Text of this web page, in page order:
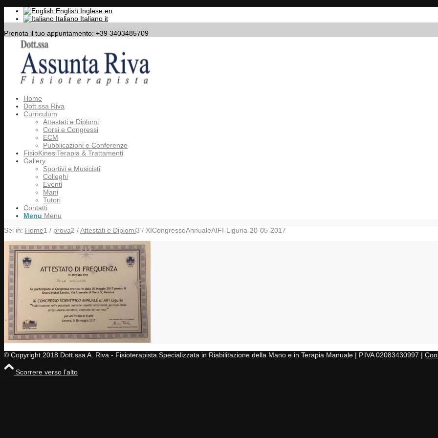
English Inglese en
Italiano Italiano it
Prenota il tuo appuntamento: +39 3403485709
Home
Dott.ssa Riva
Curriculum
Attestati e Diplomi
Corsi e Congressi
ECM
Pubblicazioni e Conferenze
FisioKinesiTerapia & Trattamenti
Gallery
Sportivi e Musicisti
Colleghi
Eventi
Mani
Tutori
Contatti
Menu Menu
Sei in: Home1 / prova2 /Attestati e Diplomi3 / XICongressoAnnualeAIFI-Liguria-20-05-2017
© Copyright 2018 Dott.ssa A. Riva - Fisioterapista Specializzata in Riabilitazione della Mano e in Terapia Manuale | P.IVA 02083430997 |
Scorrere verso l’alto